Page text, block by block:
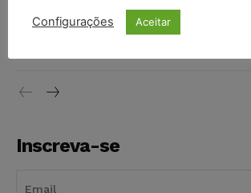
Justiça do Trabalho mantém justa causa
vendia canetas emagrecedoras no local de
Inscreva-se
Configurações Aceitar